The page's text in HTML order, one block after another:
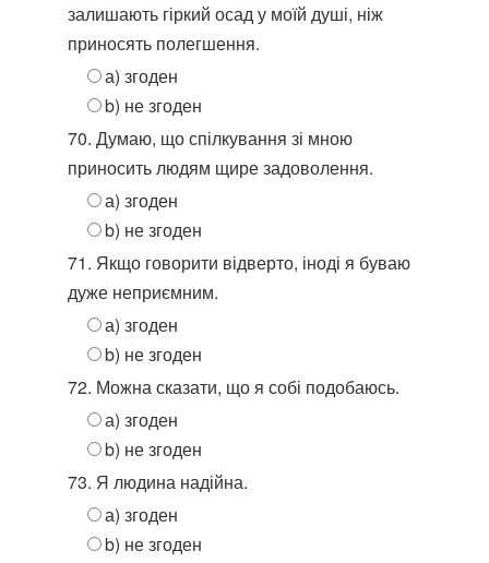
залишають гіркий осад у моїй душі, ніж
приносять полегшення.
а) згоден
b) не згоден
70. Думаю, що спілкування зі мною
приносить людям щире задоволення.
а) згоден
b) не згоден
71. Якщо говорити відверто, іноді я буваю
дуже неприємним.
а) згоден
b) не згоден
72. Можна сказати, що я собі подобаюсь.
а) згоден
b) не згоден
73. Я людина надійна.
а) згоден
b) не згоден